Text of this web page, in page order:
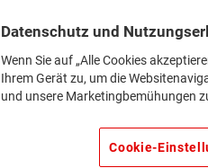
Datenschutz und
Wenn Sie auf „Alle Cookies
Ihrem Gerät zu, um die
und unsere Marketingbemühungen
Cookie-